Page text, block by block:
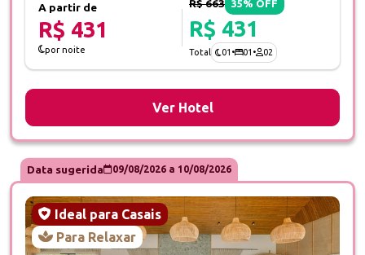
A partir de
R$ 431
por noite
R$ 663 35% OFF
R$ 431
Total 01 • 01 • 02
Ver Hotel
Data sugerida 09/08/2026a 10/08/2026
Ideal para Casais
Para Relaxar